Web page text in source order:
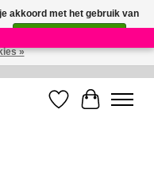
×
voor baby's | jongens |
Verlanglijst
akkoord met het gebruik van
»